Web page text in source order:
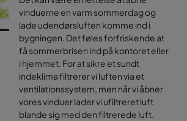
vinduerne en varm sommerdag og
lade udendørsluften komme ind i
bygningen. Det føles forfriskende at
få sommerbrisen ind på kontoret eller
i hjemmet. For at sikre et sundt
indeklima filtrerer vi luften via et
ventilationssystem, men når vi åbner
vores vinduer lader vi ufiltreret luft
blande sig med den filtrerede luft.